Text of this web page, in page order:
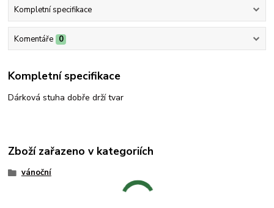
Kompletní specifikace
Komentáře 0
Kompletní specifikace
Dárková stuha dobře drží tvar
Zboží zařazeno v kategoriích
vánoční